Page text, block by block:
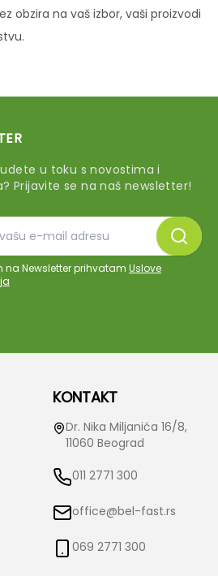
obzira na vaš izbor, vaši proizvodi
u toku s novostima i
Prijavite se na naš newsletter!
na Newsletter prihvatam Uslove
KONTAKT
Dr. Nika Miljanića 16/8,
11060 Beograd
011 2771 300
office@bel-fast.rs
069 2771 300